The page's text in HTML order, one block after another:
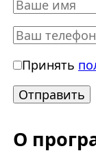
Принять
О